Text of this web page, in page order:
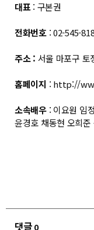
대표: 구본권
전화번호: 02-545-
주소 : 서울 마포구 토
홈페이지 : http://
소속배우: 이요원 임
윤경호 채동현 오희
댓글0